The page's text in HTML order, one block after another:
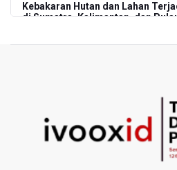
Kebakaran Hutan dan Lahan
di Sumatra, Kalimantan, dan
SEA V Cup 2026: Timnas Voli
Lawan Thailand
Xabi Alonso Sebut Dukungan
Menakjubkan di GBK, Menang